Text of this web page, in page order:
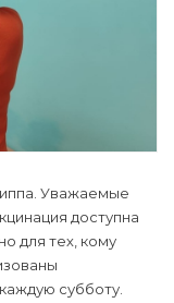
Уважаемые
доступна
для тех, кому
субботу.